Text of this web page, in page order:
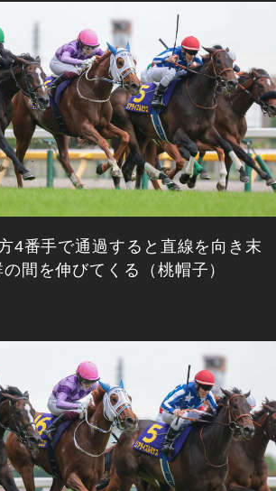
4番手で通過すると直線を向き末
間を伸びてくる（桃帽子）